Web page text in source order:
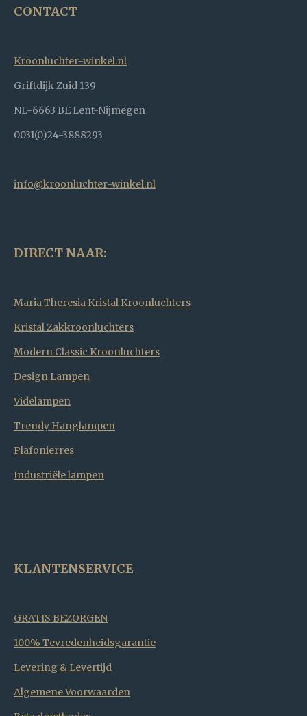
CONTACT
Kroonluchter-winkel.nl
Griftdijk Zuid 139
NL-6663 BE Lent-Nijmegen
0031(0)24-3888293
info@kroonluchter-winkel.nl
DIRECT NAAR:
Maria Theresia Kristal Kroonluchters
Kristal Zakkroonluchters
Modern Classic Kroonluchters
Design Lampen
Videlampen
Trendy Hanglampen
Plafonierres
Industriële lampen
KLANTENSERVICE
GRATIS BEZORGEN
100% Tevredenheidsgarantie
Levering & Levertijd
Algemene Voorwaarden